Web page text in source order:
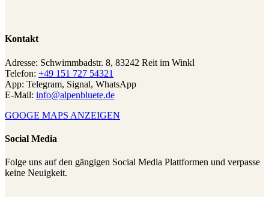
Kontakt
Adresse: Schwimmbadstr. 8, 83242 Reit im Winkl
Telefon: +49 151 727 54321
App: Telegram, Signal, WhatsApp
E-Mail: info@alpenbluete.de
GOOGE MAPS ANZEIGEN
Social Media
Folge uns auf den gängigen Social Media Plattformen und verpasse
keine Neuigkeit.